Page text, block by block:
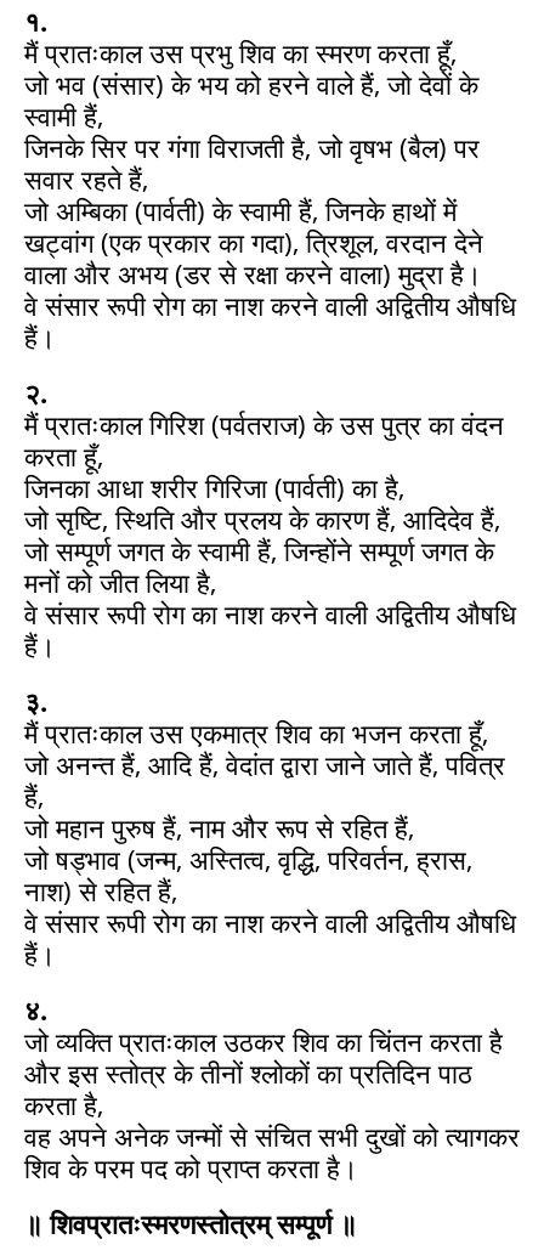
१.
मैं प्रातःकाल उस प्रभु शिव का स्मरण करता हूँ,
जो भव (संसार) के भय को हरने वाले हैं, जो देवों के
स्वामी हैं,
जिनके सिर पर गंगा विराजती है, जो वृषभ (बैल) पर
सवार रहते हैं,
जो अम्बिका (पार्वती) के स्वामी हैं, जिनके हाथों में
खट्वांग (एक प्रकार का गदा), त्रिशूल, वरदान देने
वाला और अभय (डर से रक्षा करने वाला) मुद्रा है।
वे संसार रूपी रोग का नाश करने वाली अद्वितीय औषधि
हैं।
२.
मैं प्रातःकाल गिरिश (पर्वतराज) के उस पुत्र का वंदन
करता हूँ,
जिनका आधा शरीर गिरिजा (पार्वती) का है,
जो सृष्टि, स्थिति और प्रलय के कारण हैं, आदिदेव हैं,
जो सम्पूर्ण जगत के स्वामी हैं, जिन्होंने सम्पूर्ण जगत के
मनों को जीत लिया है,
वे संसार रूपी रोग का नाश करने वाली अद्वितीय औषधि
हैं।
३.
मैं प्रातःकाल उस एकमात्र शिव का भजन करता हूँ,
जो अनन्त हैं, आदि हैं, वेदांत द्वारा जाने जाते हैं, पवित्र
हैं,
जो महान पुरुष हैं, नाम और रूप से रहित हैं,
जो षड्भाव (जन्म, अस्तित्व, वृद्धि, परिवर्तन, ह्रास,
नाश) से रहित हैं,
वे संसार रूपी रोग का नाश करने वाली अद्वितीय औषधि
हैं।
४.
जो व्यक्ति प्रातःकाल उठकर शिव का चिंतन करता है
और इस स्तोत्र के तीनों श्लोकों का प्रतिदिन पाठ
करता है,
वह अपने अनेक जन्मों से संचित सभी दुखों को त्यागकर
शिव के परम पद को प्राप्त करता है।
॥ शिवप्रातःस्मरणस्तोत्रम् सम्पूर्ण ॥